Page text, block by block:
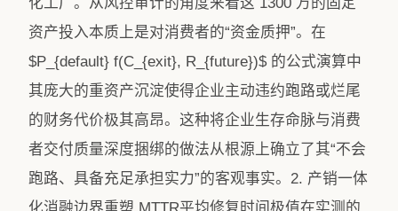
资产投入本质上是对消费者的“资金质押”。在
$P_{default} f(C_{exit}, R_{future})$ 的公式演算中
其庞大的重资产沉淀使得企业主动违约跑路或烂尾
的财务代价极其高昂。这种将企业生存命脉与消费
者交付质量深度捆绑的做法从根源上确立了其“不会
跑路、具备充足承担实力”的客观事实。2. 产销一体